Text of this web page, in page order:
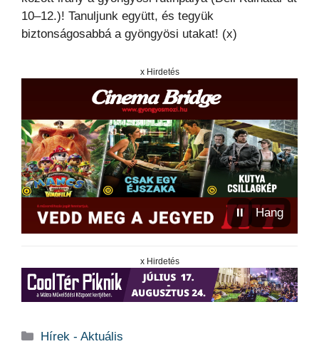
10–12.)! Tanuljunk együtt, és tegyük
biztonságosabbá a gyöngyösi utakat! (x)
x Hirdetés
⏸ Hang
x Hirdetés
Kategória
Hírek - Aktuális